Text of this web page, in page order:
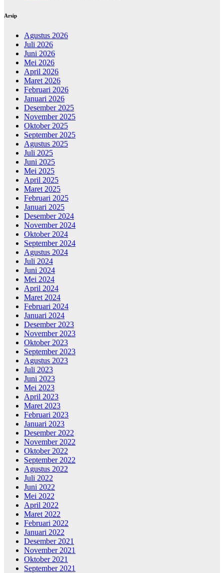
Arsip
Agustus 2026
Juli 2026
Juni 2026
Mei 2026
April 2026
Maret 2026
Februari 2026
Januari 2026
Desember 2025
November 2025
Oktober 2025
September 2025
Agustus 2025
Juli 2025
Juni 2025
Mei 2025
April 2025
Maret 2025
Februari 2025
Januari 2025
Desember 2024
November 2024
Oktober 2024
September 2024
Agustus 2024
Juli 2024
Juni 2024
Mei 2024
April 2024
Maret 2024
Februari 2024
Januari 2024
Desember 2023
November 2023
Oktober 2023
September 2023
Agustus 2023
Juli 2023
Juni 2023
Mei 2023
April 2023
Maret 2023
Februari 2023
Januari 2023
Desember 2022
November 2022
Oktober 2022
September 2022
Agustus 2022
Juli 2022
Juni 2022
Mei 2022
April 2022
Maret 2022
Februari 2022
Januari 2022
Desember 2021
November 2021
Oktober 2021
September 2021